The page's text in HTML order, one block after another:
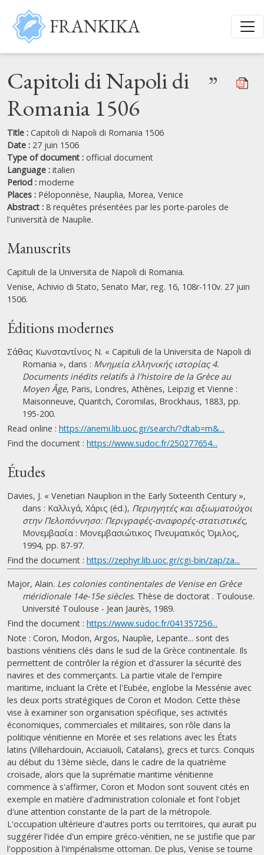
Skip to main content
FRANKIKA
Capitoli di Napoli di
Romania 1506
”
Title : Capitoli di Napoli di Romania 1506
Date : 27 juin 1506
Type of document : official document
Language : italien
Period : moderne
Places : Péloponnèse, Nauplia, Morea, Venice
Abstract : 8 requêtes présentées par les porte-paroles de
l'università de Nauplie.
Manuscrits
Capituli de la Universita de Napoli di Romania.
Venise, Achivio di Stato, Senato Mar, reg. 16, 108r-110v. 27 juin
1506.
Éditions modernes
Σάθας Κωνσταντίνος Ν. « Capituli de la Universita de Napoli di
Romania », dans : Μνημεία ελληνικής ιστορίας 4.
Documents inédits relatifs à l'histoire de la Grèce au
Moyen Âge, Paris, Londres, Athènes, Leipzig et Vienne :
Maisonneuve, Quaritch, Coromilas, Brockhaus, 1883, pp.
195-200.
Read online : https://anemi.lib.uoc.gr/search/?dtab=m&...
Find the document : https://www.sudoc.fr/250277654...
Études
Davies, J. « Venetian Nauplion in the Early Sixteenth Century »,
dans : Καλλιγά, Χάρις (éd.), Περιηγητές και αξιωματούχοι
στην Πελοπόννησο: Περιγραφές-αναφορές-στατιστικές,
Μονεμβασία : Μονεμβασιώτικος Πνευματικός Όμιλος,
1994, pp. 87-97.
Find the document : https://zephyr.lib.uoc.gr/cgi-bin/zap/za...
Major, Alain. Les colonies continentales de Venise en Grèce
méridionale 14e-15e siècles. Thèse de doctorat . Toulouse.
Université Toulouse - Jean Jaurès, 1989.
Find the document : https://www.sudoc.fr/041357256...
Note : Coron, Modon, Argos, Nauplie, Lepante... sont des
bastions vénitiens clés dans le sud de la Grèce continentale. Ils
permettent de contrôler la région et d'assurer la sécurité des
navires et des commerçants. La partie vitale de l'empire
maritime, incluant la Crète et l'Eubée, englobe la Messénie avec
les deux ports stratégiques de Coron et Modon. Cette thèse
vise à examiner son organisation spécifique, ses activités
économiques, commerciales et militaires, son rôle dans la
politique vénitienne en Morée et ses relations avec les États
latins (Villehardouin, Acciaiuoli, Catalans), grecs et turcs. Conquis
au début du 13ème siècle, dans le cadre de la quatrième
croisade, alors que la suprématie maritime vénitienne
commence à s'affirmer, Coron et Modon sont souvent cités en
exemple en matière d'administration coloniale et font l'objet
d'une attention constante de la part de la métropole.
L'occupation ultérieure d'autres ports ou territoires, qui aurait pu
suggérer l'idée d'un empire gréco-vénitien, ne se justifie que par
l'opposition à l'impérialisme ottoman. De plus, Venise se tourne